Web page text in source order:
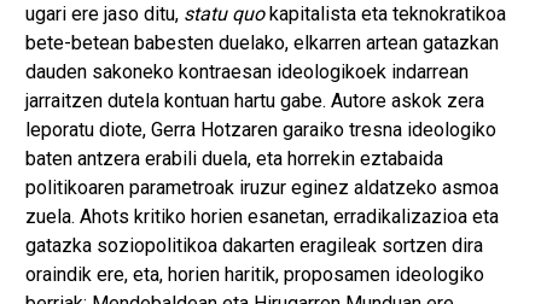
ugari ere jaso ditu, statu quokapitalista eta teknokratikoa
bete-betean babesten duelako, elkarren artean gatazkan
dauden sakoneko kontraesan ideologikoek indarrean
jarraitzen dutela kontuan hartu gabe. Autore askok zera
leporatu diote, Gerra Hotzaren garaiko tresna ideologiko
baten antzera erabili duela, eta horrekin eztabaida
politikoaren parametroak iruzur eginez aldatzeko asmoa
zuela. Ahots kritiko horien esanetan, erradikalizazioa eta
gatazka soziopolitikoa dakarten eragileak sortzen dira
oraindik ere, eta, horien haritik, proposamen ideologiko